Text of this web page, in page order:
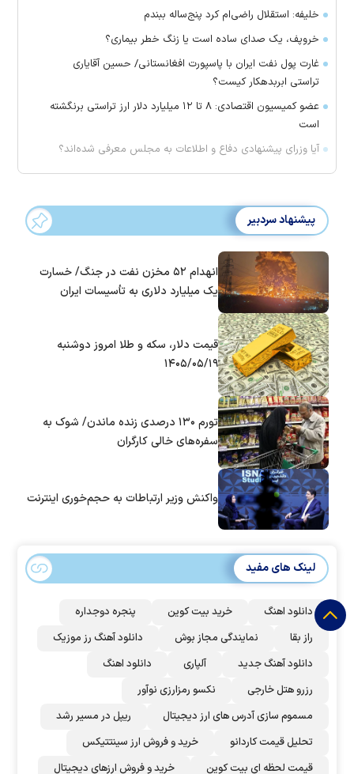
خلیفه: استقلال راضی‌ام کرد پنج‌ساله ببندم
خروپف، یک صدای ساده است یا زنگ خطر بیماری؟
غارت پول نفت ایران با پاسپورت افغانستانی/ حسین آقایاری
تراستی ابربدهکار کیست؟
عضو کمیسیون اقتصادی: ۸ تا ۱۲ میلیارد دلار ارز تراستی برنگشته
است
آیا وزرای پیشنهادی دفاع و اطلاعات به مجلس معرفی شده‌اند؟
پیشنهاد سردبیر
انهدام ۵۲ مخزن نفت در جنگ/ خسارت
یک میلیارد دلاری به تأسیسات ایران
قیمت دلار، سکه و طلا امروز دوشنبه
۱۴۰۵/۰۵/۱۹
تورم ۱۳۰ درصدی زنده ماندن/ شوک به
سفره‌های خالی کارگران
واکنش وزیر ارتباطات به حجم‌خوری اینترنت
لینک های مفید
دانلود اهنگ خرید بیت کوین
پنجره دوجداره
راز بقا
نمایندگی مجاز بوش
دانلود آهنگ رز‌ موزیک
دانلود آهنگ جدید
آلپاری
دانلود اهنگ
رزرو هتل خارجی
نکسو رمزارزی نوآور
مسموم سازی آدرس های ارز دیجیتال
ریپل در مسیر رشد
تحلیل قیمت کاردانو
خرید و فروش ارز سینتتیکس
قیمت لحظه ای بیت کوین
خرید و فروش ارزهای دیجیتال